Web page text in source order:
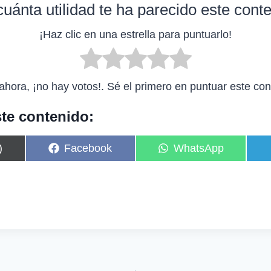
utilidad te ha parecido este
¡Haz clic en una estrella para puntuarlo!
¡no hay votos!. Sé el primero en puntuar este
contenido:
C
o
Facebook
C
o
WhatsApp